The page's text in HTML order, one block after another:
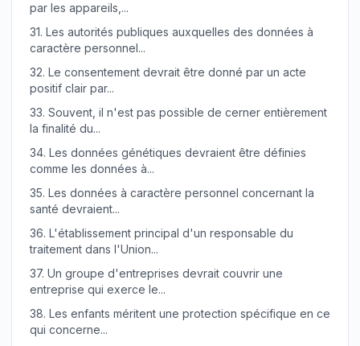
par les appareils,...
31. Les autorités publiques auxquelles des données à
caractère personnel...
32. Le consentement devrait être donné par un acte
positif clair par...
33. Souvent, il n'est pas possible de cerner entièrement
la finalité du...
34. Les données génétiques devraient être définies
comme les données à...
35. Les données à caractère personnel concernant la
santé devraient...
36. L'établissement principal d'un responsable du
traitement dans l'Union...
37. Un groupe d'entreprises devrait couvrir une
entreprise qui exerce le...
38. Les enfants méritent une protection spécifique en ce
qui concerne...